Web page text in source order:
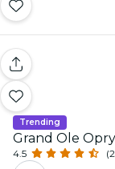
Trending
Grand Ole
4.5